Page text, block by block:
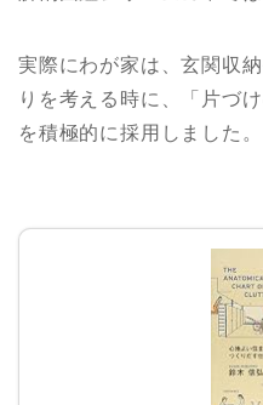
実際にわが家は、玄関収
りを考える時に、「片づ
を積極的に採用しました。